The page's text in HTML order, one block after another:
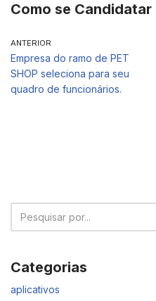
Como se Candidatar
ANTERIOR
Empresa do ramo de PET
SHOP seleciona para seu
quadro de funcionários.
Categorias
aplicativos